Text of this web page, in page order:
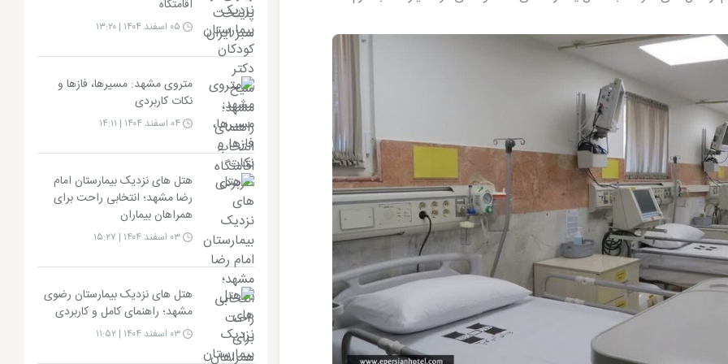
اقامتگاه
متروی مشهد: مسیرها، فازها و
نکات کاربردی
هتل های نزدیک بیمارستان امام
رضا مشهد؛ انتخابی راحت برای
همراهان بیماران
۰۳ اسفند ۱۴۰۴ | ۱۵:۲۷
هتل های نزدیک بیمارستان رضوی
مشهد؛ راهنمای کامل و کاربردی
۰۳ اسفند ۱۴۰۴ | ۱۱:۵۲